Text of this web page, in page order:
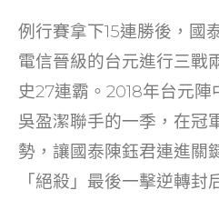
例行賽拿下15連勝後，國
電信晉級的台元進行三戰
史27連霸。2018年台元陣
吳盈潔聯手的一季，在冠
勢，讓國泰陳鈺君連進關
「絕殺」最後一擊逆轉